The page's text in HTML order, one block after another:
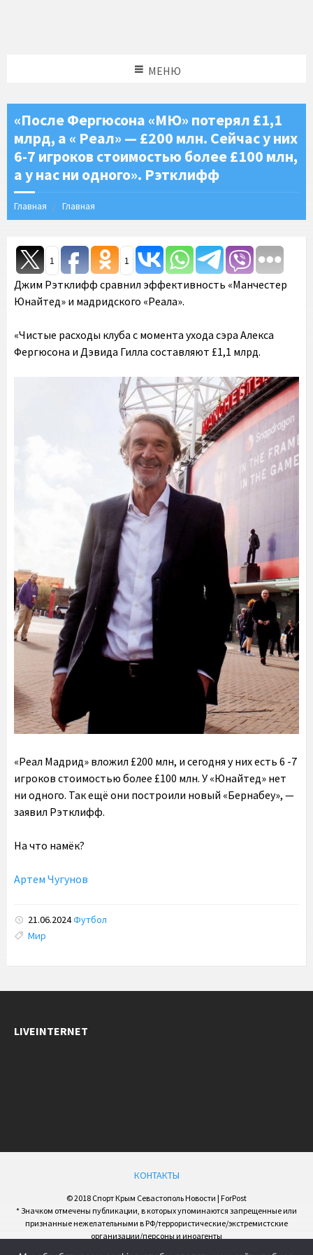
МЕНЮ
«После Фергюсона «МЮ» потерял £1,1
млрд, а « Реал» — £200 млн. Сейчас у них
6-7 игроков стоимостью более £100 млн,
а у нас ни одного». Рэтклифф
Главная Главная
1 1
Джим Рэтклифф сравнил эффективность «Манчестер
Юнайтед» и мадридского «Реала».
«Чистые расходы клуба с момента ухода сэра Алекса
Фергюсона и Дэвида Гилла составляют £1,1 млрд.
«Реал Мадрид» вложил £200 млн, и сегодня у них есть 6 -7
игроков стоимостью более £100 млн. У «Юнайтед» нет
ни одного. Так ещё они построили новый «Бернабеу», —
заявил Рэтклифф.
На что намёк?
Артем Чугунов
21.06.2024Футбол
Tags:
Мир
LIVEINTERNET
КОНТАКТЫ
© 2018 Спорт Крым Севастополь Новости | ForPost
* Значком отмечены публикации, в которых упоминаются запрещенные или
признанные нежелательными в РФ/террористические/экстремистские
организации/персоны и иноагенты